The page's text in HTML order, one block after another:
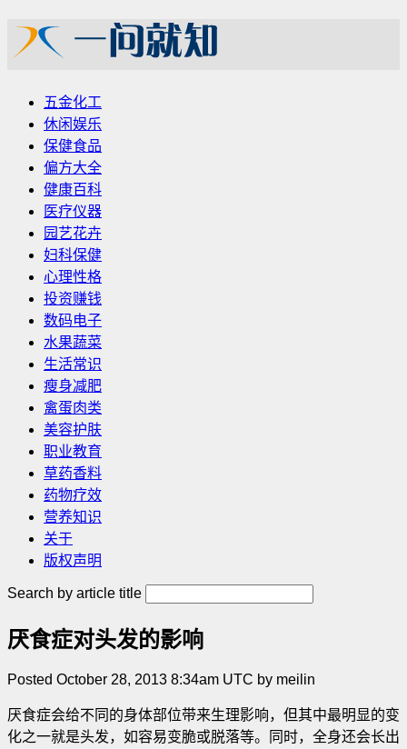
五金化工
休闲娱乐
保健食品
偏方大全
健康百科
医疗仪器
园艺花卉
妇科保健
心理性格
投资赚钱
数码电子
水果蔬菜
生活常识
瘦身减肥
禽蛋肉类
美容护肤
职业教育
草药香料
药物疗效
营养知识
关于
版权声明
Search by article title
厌食症对头发的影响
Posted October 28, 2013 8:34am UTC by meilin
厌食症会给不同的身体部位带来生理影响，但其中最明显的变
化之一就是头发，如容易变脆或脱落等。同时，全身还会长出